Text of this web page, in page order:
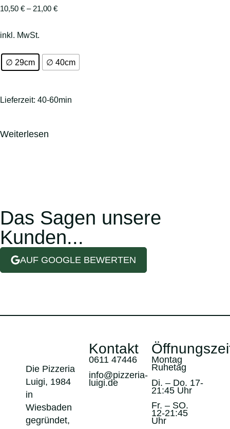
10,50 € – 21,00 €
inkl. MwSt.
∅ 29cm ∅ 40cm
Lieferzeit: 40-60min
Weiterlesen
Das Sagen unsere
Kunden...
AUF GOOGLE BEWERTEN
Die Pizzeria
Luigi, 1984
in
Wiesbaden
gegründet,
Kontakt
0611 47446
info@pizzeria-
luigi.de
Montag
Ruhetag
Di. – Do. 17-
21:45 Uhr
Fr. – SO.
12-21:45
Uhr